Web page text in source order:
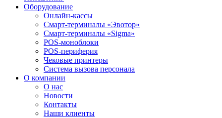
Оборудование
Онлайн-кассы
Смарт-терминалы «Эвотор»
Смарт-терминалы «Sigma»
POS-моноблоки
POS-периферия
Чековые принтеры
Система вызова персонала
О компании
О нас
Новости
Контакты
Наши клиенты